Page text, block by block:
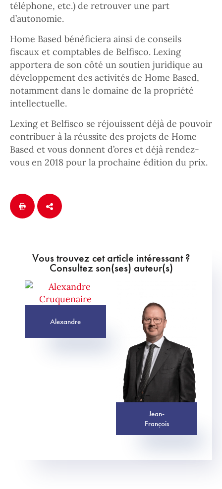
téléphone, etc.) de retrouver une part
d’autonomie.
Home Based bénéficiera ainsi de conseils
fiscaux et comptables de Belfisco. Lexing
apportera de son côté un soutien juridique au
développement des activités de Home Based,
notamment dans le domaine de la propriété
intellectuelle.
Lexing et Belfisco se réjouissent déjà de pouvoir
contribuer à la réussite des projets de Home
Based et vous donnent d’ores et déjà rendez-
vous en 2018 pour la prochaine édition du prix.
Vous trouvez cet article intéressant ?
Consultez son(ses) auteur(s)
Alexandre
Jean-
François